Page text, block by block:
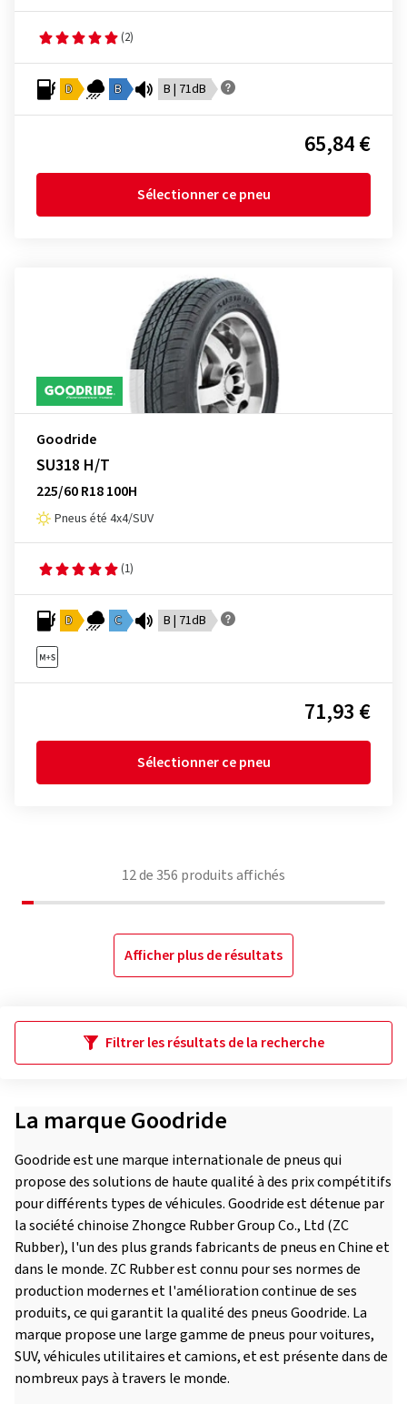
(2)
D B B | 71dB
65,84 €
Sélectionner ce pneu
Goodride
SU318 H/T
225/60 R18 100H
Pneus été 4x4/SUV
(1)
D C B | 71dB
71,93 €
Sélectionner ce pneu
12de 356 produits affichés
Afficher plus de résultats
Filtrer les résultats de la recherche
La marque Goodride
Goodride est une marque internationale de pneus qui
propose des solutions de haute qualité à des prix compétitifs
pour différents types de véhicules. Goodride est détenue par
la société chinoise Zhongce Rubber Group Co., Ltd (ZC
Rubber), l'un des plus grands fabricants de pneus en Chine et
dans le monde. ZC Rubber est connu pour ses normes de
production modernes et l'amélioration continue de ses
produits, ce qui garantit la qualité des pneus Goodride. La
marque propose une large gamme de pneus pour voitures,
SUV, véhicules utilitaires et camions, et est présente dans de
nombreux pays à travers le monde.